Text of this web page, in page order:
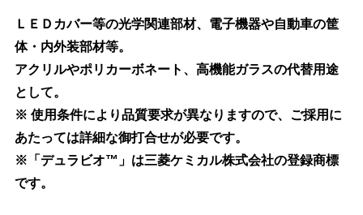
ＬＥＤカバー等の光学関連部材、電子機器や自動車の筐
体・内外装部材等。
アクリルやポリカーボネート、高機能ガラスの代替用途
として。
※ 使用条件により品質要求が異なりますので、ご採用に
あたっては詳細な御打合せが必要です。
※「デュラビオ™」は三菱ケミカル株式会社の登録商標
です。